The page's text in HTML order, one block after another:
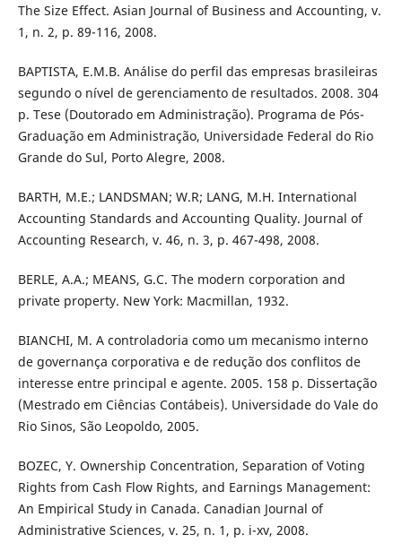
The Size Effect. Asian Journal of Business and Accounting, v.
1, n. 2, p. 89-116, 2008.
BAPTISTA, E.M.B. Análise do perfil das empresas brasileiras
segundo o nível de gerenciamento de resultados. 2008. 304
p. Tese (Doutorado em Administração). Programa de Pós-
Graduação em Administração, Universidade Federal do Rio
Grande do Sul, Porto Alegre, 2008.
BARTH, M.E.; LANDSMAN; W.R; LANG, M.H. International
Accounting Standards and Accounting Quality. Journal of
Accounting Research, v. 46, n. 3, p. 467-498, 2008.
BERLE, A.A.; MEANS, G.C. The modern corporation and
private property. New York: Macmillan, 1932.
BIANCHI, M. A controladoria como um mecanismo interno
de governança corporativa e de redução dos conflitos de
interesse entre principal e agente. 2005. 158 p. Dissertação
(Mestrado em Ciências Contábeis). Universidade do Vale do
Rio Sinos, São Leopoldo, 2005.
BOZEC, Y. Ownership Concentration, Separation of Voting
Rights from Cash Flow Rights, and Earnings Management:
An Empirical Study in Canada. Canadian Journal of
Administrative Sciences, v. 25, n. 1, p. i-xv, 2008.